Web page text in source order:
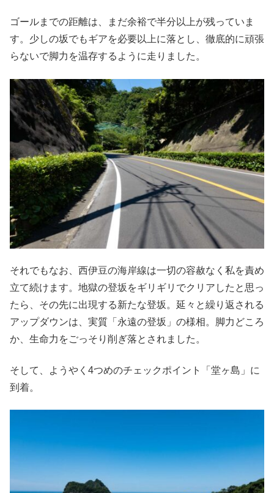
ゴールまでの距離は、まだ余裕で半分以上が残っていま
す。少しの坂でもギアを必要以上に落とし、徹底的に頑張
らないで脚力を温存するように走りました。
それでもなお、西伊豆の海岸線は一切の容赦なく私を責め
立て続けます。地獄の登坂をギリギリでクリアしたと思っ
たら、その先に出現する新たな登坂。延々と繰り返される
アップダウンは、実質「永遠の登坂」の様相。脚力どころ
か、生命力をごっそり削ぎ落とされました。
そして、ようやく4つめのチェックポイント「堂ヶ島」に
到着。